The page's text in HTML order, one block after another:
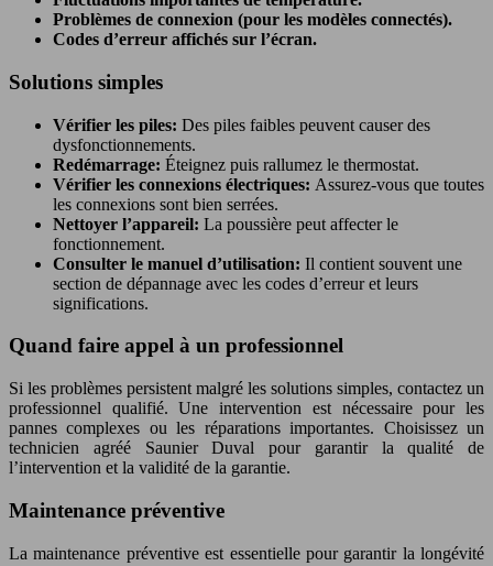
Problèmes de connexion (pour les modèles connectés).
Codes d’erreur affichés sur l’écran.
Solutions simples
Vérifier les piles: Des piles faibles peuvent causer des
dysfonctionnements.
Redémarrage: Éteignez puis rallumez le thermostat.
Vérifier les connexions électriques: Assurez-vous que toutes
les connexions sont bien serrées.
Nettoyer l’appareil: La poussière peut affecter le
fonctionnement.
Consulter le manuel d’utilisation: Il contient souvent une
section de dépannage avec les codes d’erreur et leurs
significations.
Quand faire appel à un professionnel
Si les problèmes persistent malgré les solutions simples, contactez un
professionnel qualifié. Une intervention est nécessaire pour les
pannes complexes ou les réparations importantes. Choisissez un
technicien agréé Saunier Duval pour garantir la qualité de
l’intervention et la validité de la garantie.
Maintenance préventive
La maintenance préventive est essentielle pour garantir la longévité